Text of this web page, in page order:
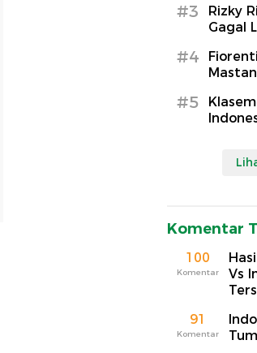
#3
Rizky
Gagal
#4
#5
Komentar
100
Komentar
Vs
91
Komentar